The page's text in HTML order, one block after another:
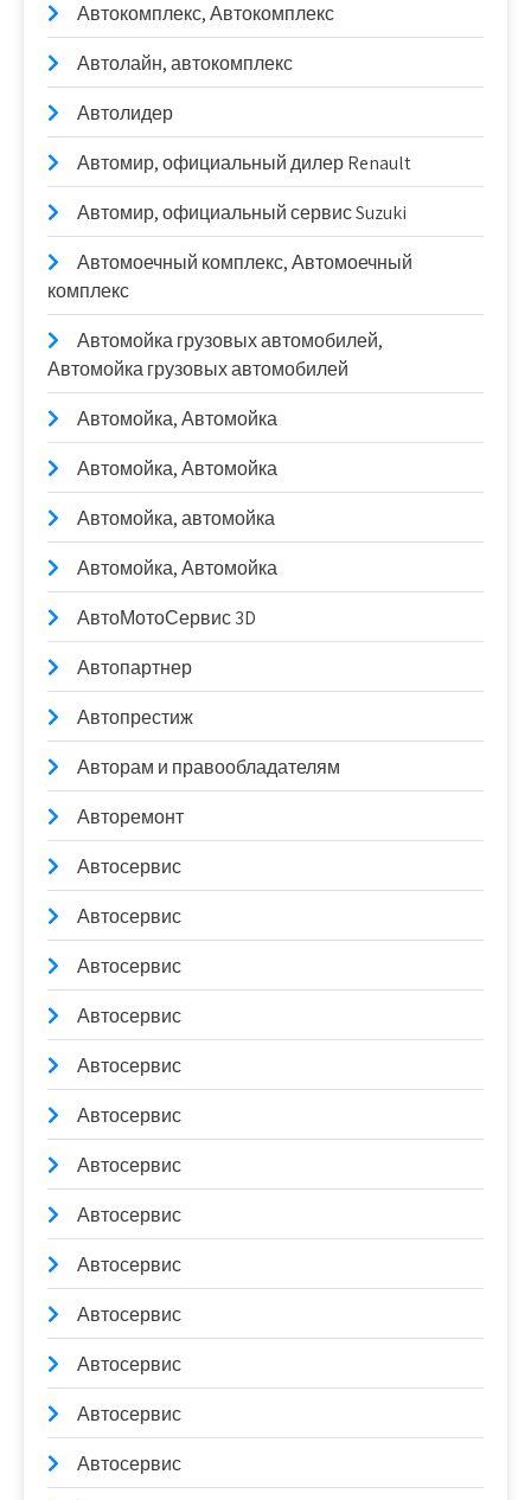
Автокомплекс, Автокомплекс
Автолайн, автокомплекс
Автолидер
Автомир, официальный дилер Renault
Автомир, официальный сервис Suzuki
Автомоечный комплекс, Автомоечный
комплекс
Автомойка грузовых автомобилей,
Автомойка грузовых автомобилей
Автомойка, Автомойка
Автомойка, Автомойка
Автомойка, автомойка
Автомойка, Автомойка
АвтоМотоСервис 3D
Автопартнер
Автопрестиж
Авторам и правообладателям
Авторемонт
Автосервис
Автосервис
Автосервис
Автосервис
Автосервис
Автосервис
Автосервис
Автосервис
Автосервис
Автосервис
Автосервис
Автосервис
Автосервис